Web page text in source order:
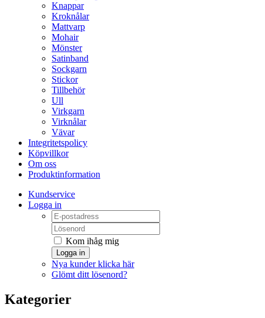
Knappar
Kroknålar
Mattvarp
Mohair
Mönster
Satinband
Sockgarn
Stickor
Tillbehör
Ull
Virkgarn
Virknålar
Vävar
Integritetspolicy
Köpvillkor
Om oss
Produktinformation
Kundservice
Logga in
Kom ihåg mig
Logga in
Nya kunder klicka här
Glömt ditt lösenord?
Kategorier